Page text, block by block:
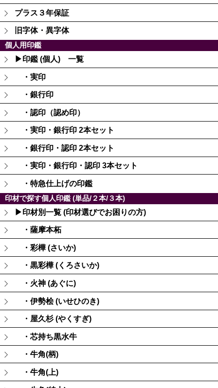
プラス３年保証
旧字体・異字体
個人用印鑑
▶印鑑 (個人) 一覧
・実印
・銀行印
・認印（認め印）
・実印・銀行印 2本セット
・銀行印・認印 2本セット
・実印・銀行印・認印 3本セット
・特急仕上げの印鑑
印材で探す個人印鑑 (単品/２本/３本)
▶印材別一覧 (印材選びでお困りの方)
・薩摩本柘
・彩樺 (さいか)
・黒彩樺 (くろさいか)
・火神 (あぐに)
・伊勢桧 (いせひのき)
・屋久杉 (やくすぎ)
・芯持ち黒水牛
・牛角(柄)
・牛角(上)